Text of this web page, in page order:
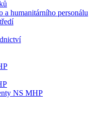
a humanitárního personálu
NS MHP